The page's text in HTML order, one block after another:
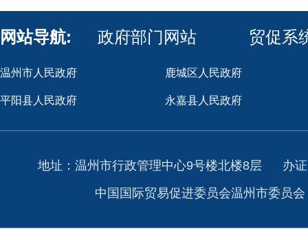
网站导航: 政府部门网站 贸促系
温州市人民政府 鹿城区人民政府
平阳县人民政府 永嘉县人民政府
地址：温州市行政管理中心9号楼北楼8层
办
中国国际贸易促进委员会温州市委员